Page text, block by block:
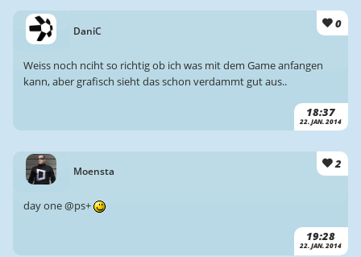
DaniC
0
18:37
22. JAN. 2014
Weiss noch nciht so richtig ob ich was mit dem Game anfangen
kann, aber grafisch sieht das schon verdammt gut aus..
Moensta
2
19:28
22. JAN. 2014
day one @ps+